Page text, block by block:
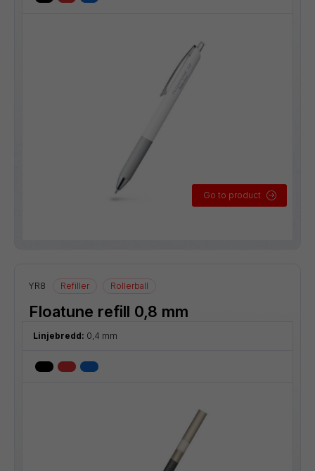
Go to product
YR8 Refiller Rollerball
Floatune refill 0,8 mm
Linjebredd: 0,4 mm